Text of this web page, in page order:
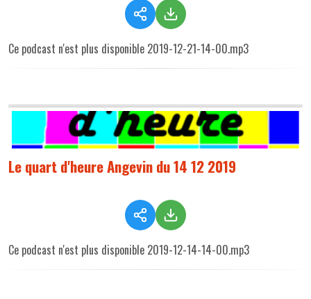
Ce podcast n'est plus disponible 2019-12-21-14-00.mp3
Le quart d'heure Angevin du 14 12 2019
Ce podcast n'est plus disponible 2019-12-14-14-00.mp3